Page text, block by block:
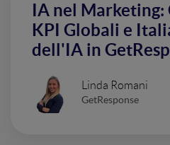
IA nel
KPI Globali e
dell'IA in
Linda Romani
GetResponse